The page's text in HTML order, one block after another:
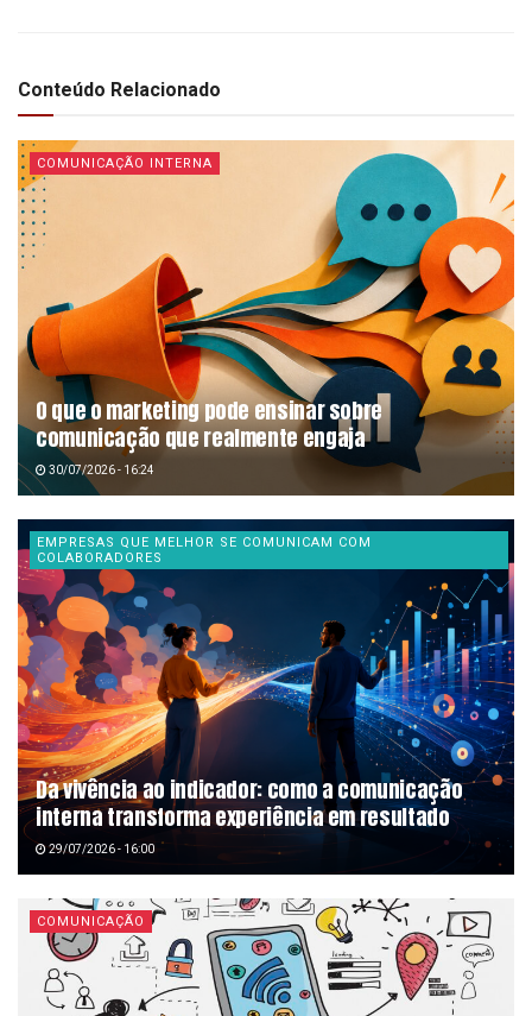
Conteúdo Relacionado
COMUNICAÇÃO INTERNA
O que o marketing pode ensinar sobre
comunicação que realmente engaja
30/07/2026 - 16:24
EMPRESAS QUE MELHOR SE COMUNICAM COM
COLABORADORES
Da vivência ao indicador: como a comunicação
interna transforma experiência em resultado
29/07/2026 - 16:00
COMUNICAÇÃO